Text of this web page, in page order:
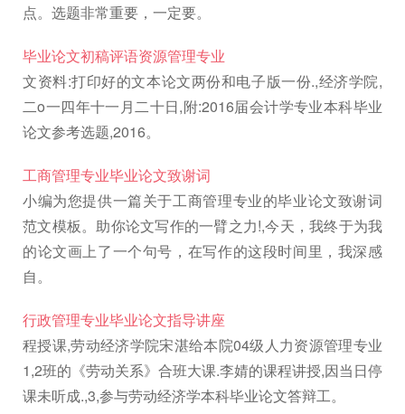
点。选题非常重要，一定要。
毕业论文初稿评语资源管理专业
文资料:打印好的文本论文两份和电子版一份.,经济学院,
二o一四年十一月二十日,附:2016届会计学专业本科毕业
论文参考选题,2016。
工商管理专业毕业论文致谢词
小编为您提供一篇关于工商管理专业的毕业论文致谢词
范文模板。助你论文写作的一臂之力!,今天，我终于为我
的论文画上了一个句号，在写作的这段时间里，我深感
自。
行政管理专业毕业论文指导讲座
程授课,劳动经济学院宋湛给本院04级人力资源管理专业
1,2班的《劳动关系》合班大课.李婧的课程讲授,因当日停
课未听成.,3,参与劳动经济学本科毕业论文答辩工。